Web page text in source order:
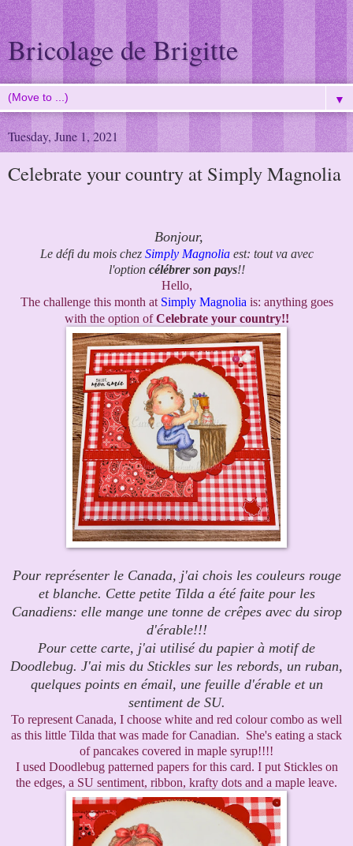
Bricolage de Brigitte
▼
Tuesday, June 1, 2021
Celebrate your country at Simply Magnolia
Bonjour,
Le défi du mois chez Simply Magnoliaest: tout va avec
l'option célébrer son pays!!
Hello,
The challenge this month at Simply Magnolia is: anything goes
with the option ofCelebrate your country!!
Pour représenter le Canada, j'ai chois les couleurs rouge
et blanche. Cette petite Tilda a été faite pour les
Canadiens: elle mange une tonne de crêpes avec du sirop
d'érable!!!
Pour cette carte, j'ai utilisé du papier à motif de
Doodlebug. J'ai mis du Stickles sur les rebords, un ruban,
quelques points en émail, une feuille d'érable et un
sentiment de SU.
To represent Canada, I choose white and red colour combo as well
as this little Tilda that was made for Canadian. She's eating a stack
of pancakes covered in maple syrup!!!!
I used Doodlebug patterned papers for this card. I put Stickles on
the edges, a SU sentiment, ribbon, krafty dots and a maple leave.